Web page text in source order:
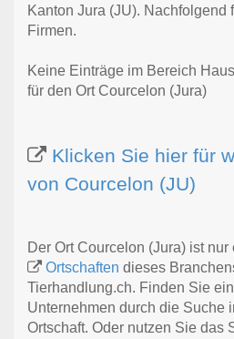
Kanton Jura (JU). Nachfolgend
Firmen.
Keine Einträge im Bereich
für den Ort Courcelon (Jura)
Klicken Sie hier für
von Courcelon (JU)
Der Ort Courcelon (Jura) ist
Ortschaften dieses
Tierhandlung.ch. Finden Sie
Unternehmen durch die Suche
Ortschaft. Oder nutzen Sie das